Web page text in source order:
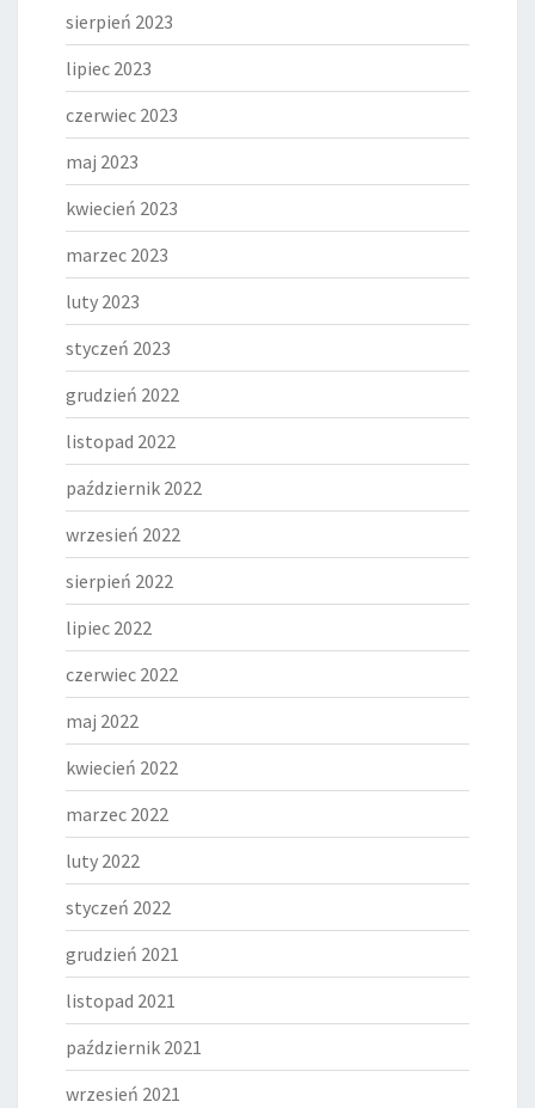
sierpień 2023
lipiec 2023
czerwiec 2023
maj 2023
kwiecień 2023
marzec 2023
luty 2023
styczeń 2023
grudzień 2022
listopad 2022
październik 2022
wrzesień 2022
sierpień 2022
lipiec 2022
czerwiec 2022
maj 2022
kwiecień 2022
marzec 2022
luty 2022
styczeń 2022
grudzień 2021
listopad 2021
październik 2021
wrzesień 2021